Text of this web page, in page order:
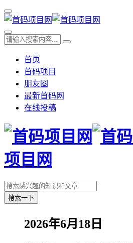
首页
首码项目
朋友圈
最新首码网
在线投稿
项目网
搜索一下
2026年6月18日